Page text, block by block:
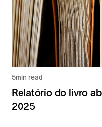
5min read
Relatório do livro
2025